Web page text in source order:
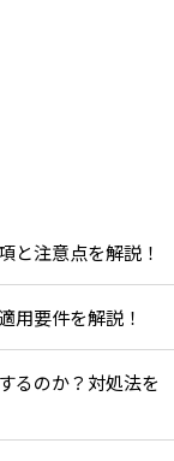
と注意点を解説！
用要件を解説！
るのか？対処法を